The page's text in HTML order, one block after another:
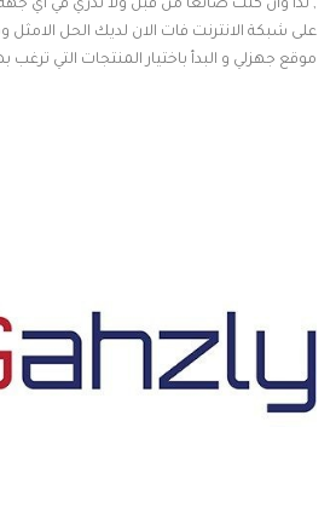
, لذا وان كنت ضائعا من قبل ولا تدري في اي
على شبكة الانترنت فات الان لديك الحل الامثل
موقع جهزلي و البدأ باختيار المنتجات التي ترغب